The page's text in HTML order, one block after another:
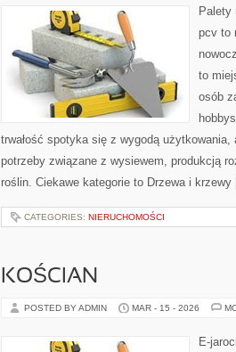
Palety
pcv to
to
osób
trwałość spotyka się z wygodą
potrzeby związane z wysiewem, produkcją
roślin. Ciekawe kategorie to Drzewa i
CATEGORIES: NIERUCHOMOŚCI
KOŚCIAN
POSTED BY ADMIN MAR - 15 - 2026
E-